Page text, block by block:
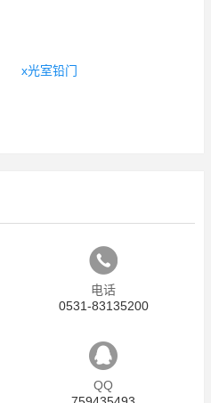
x光室铅门
电话
0531-83135200
QQ